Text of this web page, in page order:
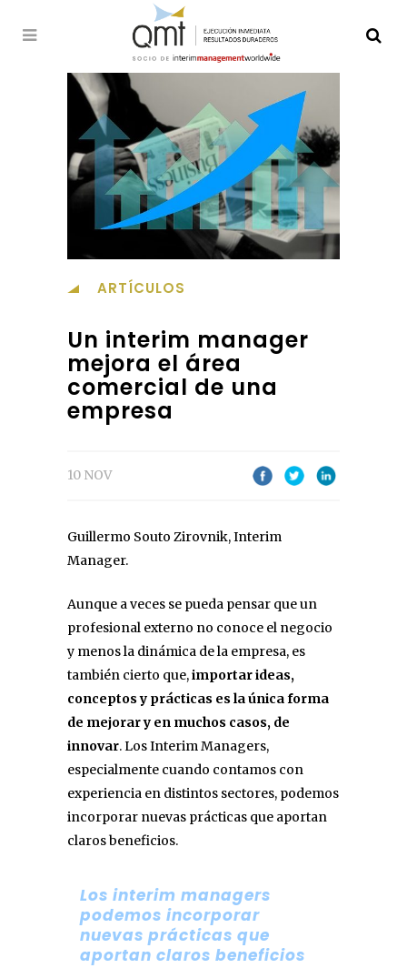
ARTÍCULOS
Un interim manager
mejora el área
comercial de una
empresa
10 NOV
Guillermo Souto Zirovnik, Interim
Manager.
Aunque a veces se pueda pensar que un
profesional externo no conoce el negocio
y menos la dinámica de la empresa, es
también cierto que,importar ideas,
conceptos y prácticas es la única forma
de mejorar y en muchos casos, de
innovar. Los Interim Managers,
especialmente cuando contamos con
experiencia en distintos sectores, podemos
incorporar nuevas prácticas que aportan
claros beneficios.
Los interim managers
podemos incorporar
nuevas prácticas que
aportan claros beneficios